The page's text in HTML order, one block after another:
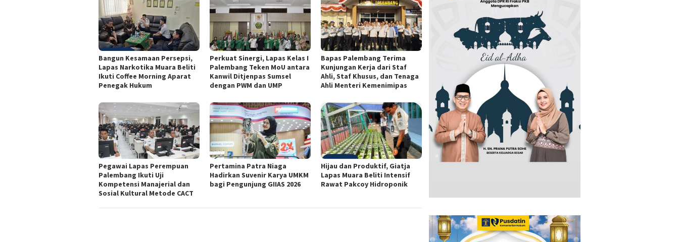
Bangun Kesamaan Persepsi,
Lapas Narkotika Muara Beliti
Ikuti Coffee Morning Aparat
Penegak Hukum
Perkuat Sinergi, Lapas Kelas I
Palembang Teken MoU antara
Kanwil Ditjenpas Sumsel
dengan PWM dan UMP
Bapas Palembang Terima
Kunjungan Kerja dari Staf
Ahli, Staf Khusus, dan Tenaga
Ahli Menteri Kemenimipas
Pegawai Lapas Perempuan
Palembang Ikuti Uji
Kompetensi Manajerial dan
Sosial Kultural Metode CACT
Pertamina Patra Niaga
Hadirkan Suvenir Karya UMKM
bagi Pengunjung GIIAS 2026
Hijau dan Produktif, Giatja
Lapas Muara Beliti Intensif
Rawat Pakcoy Hidroponik